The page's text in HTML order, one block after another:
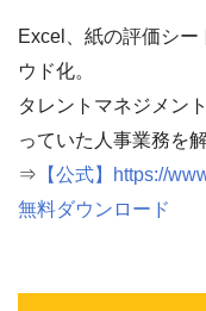
Excel、紙の評価シ
ウド化。
タレントマネジメン
っていた人事業務を解
⇒ 【公式】https://
無料ダウンロード